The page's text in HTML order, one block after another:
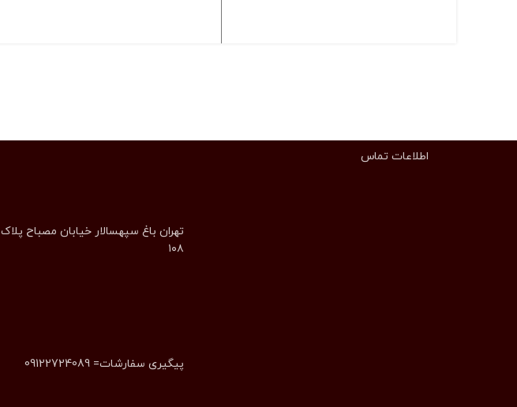
اطلاعات تماس
تهران باغ سپهسالار خیابان مصباح پلاک
۱۰۸
پیگیری سفارشات= 09122724089